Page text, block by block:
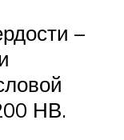
–
НВ.